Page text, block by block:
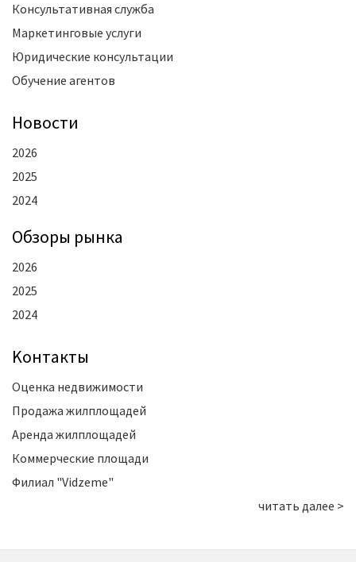
Консультативная служба
Маркетинговые услуги
Юридические консультации
Обучение агентов
Новости
2026
2025
2024
Oбзоры рынка
2026
2025
2024
Kонтакты
Оценка недвижимости
Продажа жилплощадей
Аренда жилплощадей
Коммерческие площади
Филиал "Vidzeme"
читать далее >